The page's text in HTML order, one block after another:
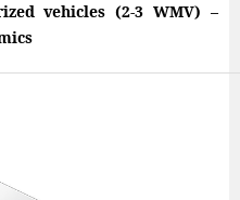
vehicles (2-3 WMV) –